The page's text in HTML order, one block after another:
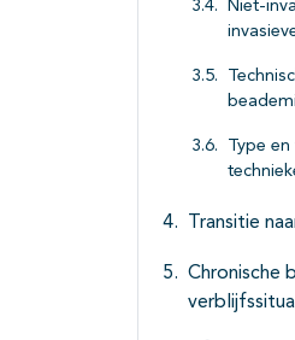
Niet-
Type
Transitie
Chronische